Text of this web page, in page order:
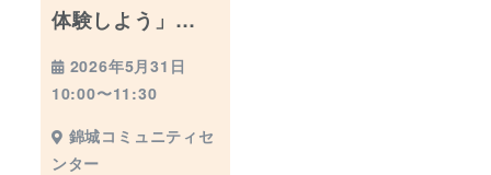
体験しよう」…
2026年5月31日
10:00〜11:30
錦城コミュニティセ
ンター